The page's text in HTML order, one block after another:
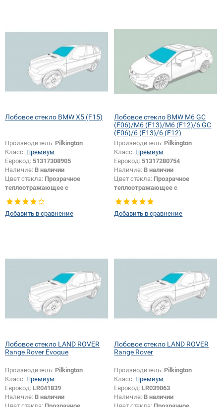
Лобовое стекло BMW X5 (F15)
Производитель: Pilkington
Класс: Премиум
Еврокод: 51317308905
Наличие: В наличии
Цвет стекла: Прозрачное
теплоотражающее с
шумоизоляцией
Цвет полосы:
Тип кузова:Внедорожник
Добавить в сравнение
Лобовое стекло BMW M6 GC
(F06)/M6 (F13)/M6 (F12)/6 GC
(F06)/6 (F13)/6 (F12)
Производитель: Pilkington
Класс: Премиум
Еврокод: 51317280754
Наличие: В наличии
Цвет стекла: Прозрачное
теплоотражающее с
шумоизоляцией
Цвет полосы:
Изменение крепления зеркала +
Добавить в сравнение
Лобовое стекло LAND ROVER
Range Rover Evoque
Производитель: Pilkington
Класс: Премиум
Еврокод: LR041839
Наличие: В наличии
Лобовое стекло LAND ROVER
Range Rover
Производитель: Pilkington
Класс: Премиум
Еврокод: LR039063
Наличие: В наличии